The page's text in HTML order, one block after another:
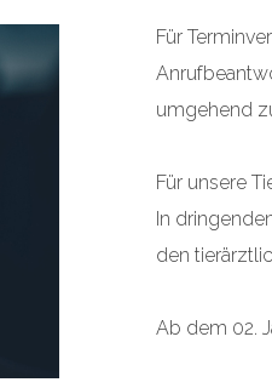
Für
umgehend
Für unsere
In
den
Ab dem 02.